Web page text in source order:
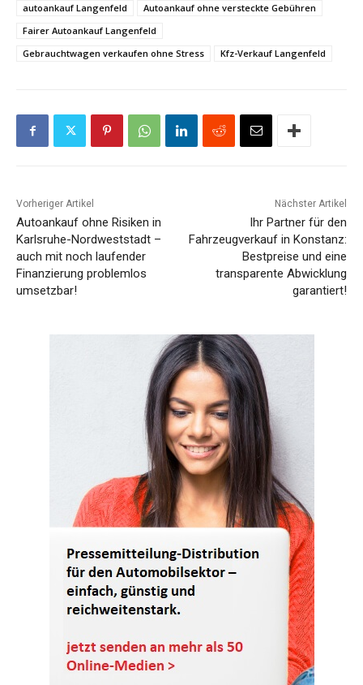
autoankauf Langenfeld
Autoankauf ohne versteckte Gebühren
Fairer Autoankauf Langenfeld
Gebrauchtwagen verkaufen ohne Stress
Kfz-Verkauf Langenfeld
Vorheriger Artikel
Autoankauf ohne Risiken in
Karlsruhe-Nordweststadt –
auch mit noch laufender
Finanzierung problemlos
umsetzbar!
Nächster Artikel
Ihr Partner für den
Fahrzeugverkauf in Konstanz:
Bestpreise und eine
transparente Abwicklung
garantiert!